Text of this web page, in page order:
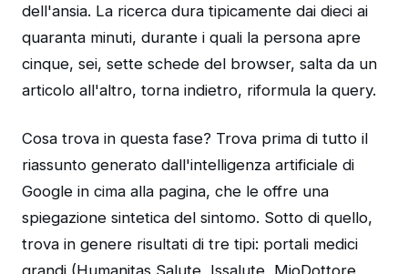
dell'ansia. La ricerca dura tipicamente dai dieci ai
quaranta minuti, durante i quali la persona apre
cinque, sei, sette schede del browser, salta da un
articolo all'altro, torna indietro, riformula la query.
Cosa trova in questa fase? Trova prima di tutto il
riassunto generato dall'intelligenza artificiale di
Google in cima alla pagina, che le offre una
spiegazione sintetica del sintomo. Sotto di quello,
trova in genere risultati di tre tipi: portali medici
grandi (Humanitas Salute, Issalute, MioDottore,